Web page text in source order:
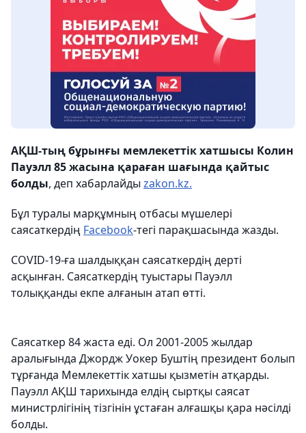
АҚШ-тың бұрынғы мемлекеттік хатшысы Колин
Пауэлл 85 жасына қараған шағында қайтыс
болды, деп хабарлайды zakon.kz.
Бұл туралы марқұмның отбасы мүшелері
саясаткердің Facebook-тегі парақшасында жазды.
COVID-19-ға шалдыққан саясаткердің дерті
асқынған. Саясаткердің туыстары Пауэлл
толыққанды екпе алғанын атап өтті.
Саясаткер 84 жаста еді. Ол 2001-2005 жылдар
аралығында Джордж Уокер Буштің президент болып
тұрғанда Мемлекеттік хатшы қызметін атқарды.
Пауэлл АҚШ тарихында елдің сыртқы саясат
министрлігінің тізгінін ұстаған алғашқы қара нәсілді
болды.